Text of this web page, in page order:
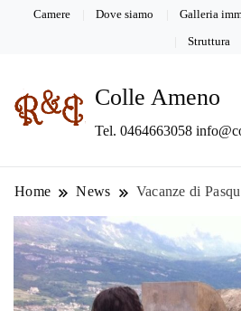
Camere Dove siamo Galleria
Struttura
Colle Ameno
Tel. 0464663058
Home News Vacanze di